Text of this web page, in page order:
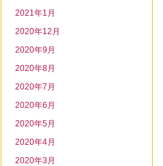
2021年1月
2020年12月
2020年9月
2020年8月
2020年7月
2020年6月
2020年5月
2020年4月
2020年3月